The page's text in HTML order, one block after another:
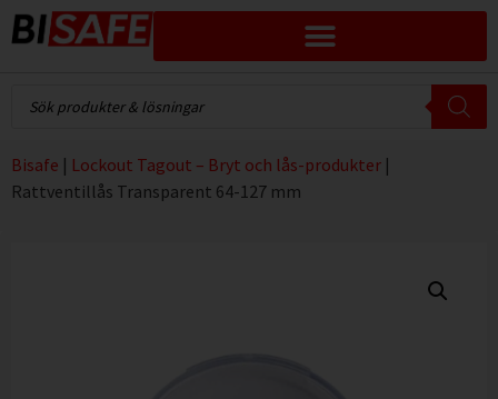
Bisafe | Lockout Tagout – Bryt och lås-produkter |
Rattventillås Transparent 64-127 mm